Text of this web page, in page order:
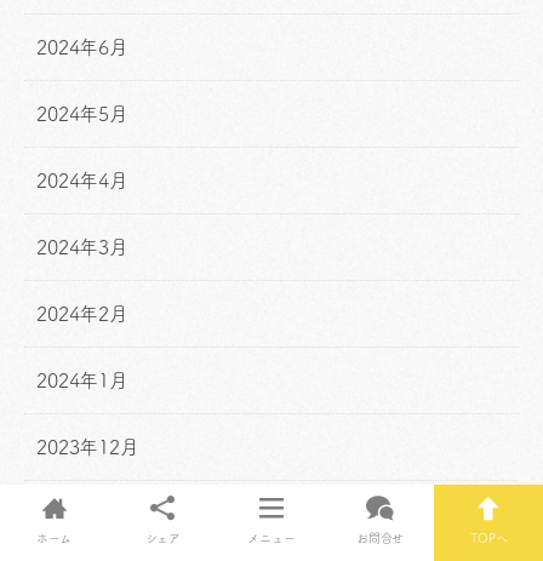
2024年6月
2024年5月
2024年4月
2024年3月
2024年2月
2024年1月
2023年12月
2023年11月
ホーム シェア メニュー お問合せ TOPへ